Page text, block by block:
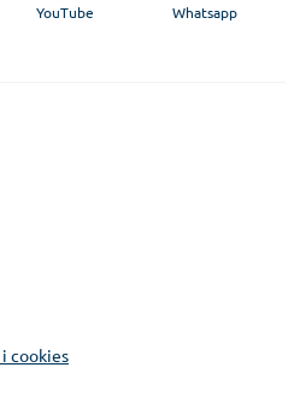
cookies
YouTube Whatsapp